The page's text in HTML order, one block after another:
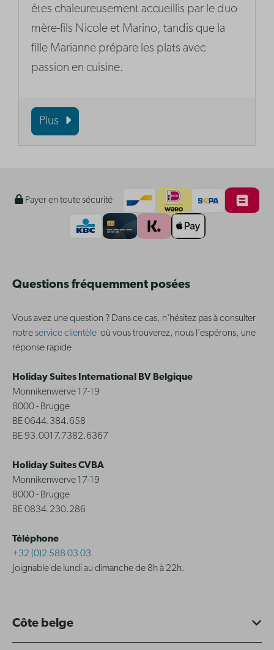
êtes chaleureusement accueillis par le duo
mère-fils Nicole et Marino, tandis que la
fille Marianne prépare les plats avec
passion en cuisine.
Plus
Payer en toute sécurité
Questions fréquemment posées
Vous avez une question ? Dans ce cas, n'hésitez pas à consulter
notreservice clientèle où vous trouverez, nous l'espérons, une
réponse rapide
Holiday Suites International BV Belgique
Monnikenwerve 17-19
8000 - Brugge
BE 0644.384.658
BE 93.0017.7382.6367
Holiday Suites CVBA
Monnikenwerve 17-19
8000 - Brugge
BE 0834.230.286
Téléphone
+32 (0)2 588 03 03
Joignable de lundi au dimanche de 8h à 22h.
Côte belge